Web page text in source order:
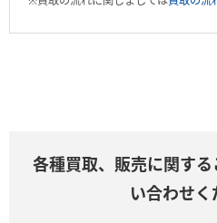
各種買取、販売に関す
い合わせく